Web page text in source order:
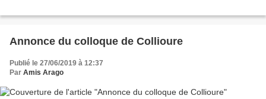
Annonce du colloque de Collioure
Publié le 27/06/2019 à 12:37
Par Amis Arago